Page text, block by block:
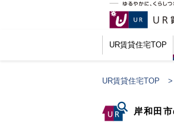
UR賃貸住宅TOP
UR賃貸住宅TOP
岸和田